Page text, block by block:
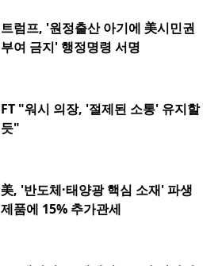
트럼프, '원정출산 아기에 美시민권
부여 금지' 행정명령 서명
FT "워시 의장, '절제된 소통' 유지할
듯"
美, '반도체·태양광 핵심 소재' 파생
제품에 15% 추가관세